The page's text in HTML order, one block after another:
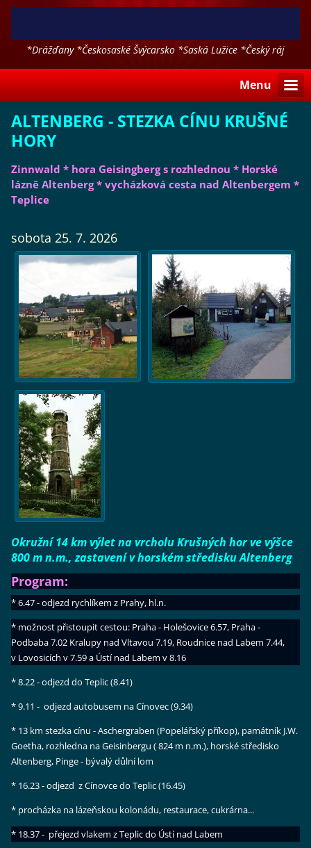
*Drážďany *Českosaské Švýcarsko *Saská Lužice *Český ráj
Menu
ALTENBERG - STEZKA CÍNU KRUŠNÉ
HORY
Zinnwald * hora Geisingberg s rozhlednou * Horské
lázně Altenberg * vycházková cesta nad Altenbergem *
Teplice
sobota 25. 7. 2026
Okružní 14 km výlet na vrcholu Krušných hor ve výšce
800 m n.m., zastavení v horském středisku Altenberg
Program:
* 6.47 - odjezd rychlíkem z Prahy, hl.n.
* možnost přistoupit cestou: Praha - Holešovice 6.57, Praha -
Podbaba 7.02 Kralupy nad Vltavou 7.19, Roudnice nad Labem 7.44,
v Lovosicích v 7.59 a Ústí nad Labem v 8.16
* 8.22 - odjezd do Teplic (8.41)
* 9.11 - odjezd autobusem na Cínovec (9.34)
* 13 km stezka cínu - Aschergraben (Popelářský příkop), památník J.W.
Goetha, rozhledna na Geisinbergu ( 824 m n.m.), horské středisko
Altenberg, Pinge - bývalý důlní lom
* 16.23 - odjezd z Cínovce do Teplic (16.45)
* procházka na lázeňskou kolonádu, restaurace, cukrárna...
* 18.37 - přejezd vlakem z Teplic do Ústí nad Labem